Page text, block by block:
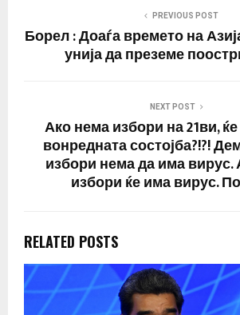
PREVIOUS POST
Борел : Доаѓа времето на
унија да преземе
NEXT POST
Ако нема избори на 21ви,
вонредната состојба?!?!
избори нема да има вирус.
избори ќе има вирус.
RELATED POSTS